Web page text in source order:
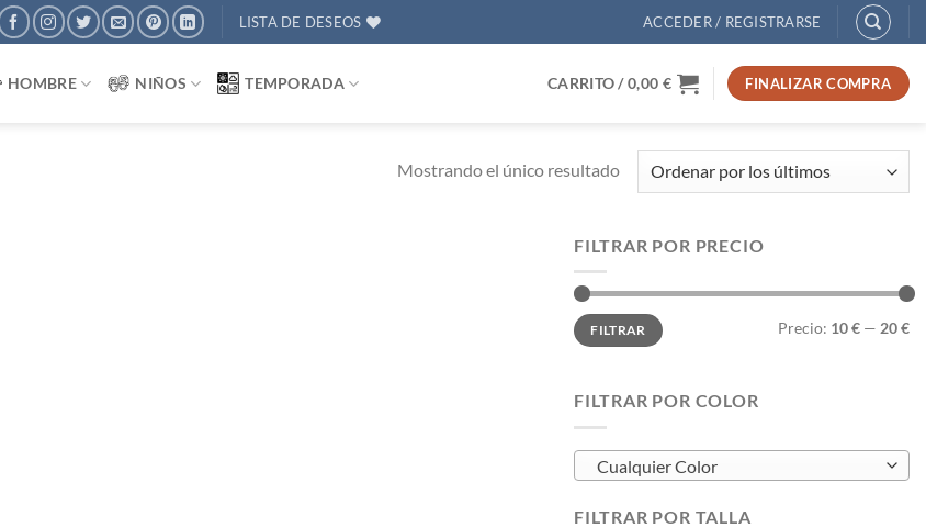
LISTA DE DESEOS ACCEDER / REGISTRARSE
HOMBRE NIÑOS TEMPORADA CARRITO /0,00 € FINALIZAR COMPRA
Mostrando el único resultado
FILTRAR POR PRECIO
Precio
mínimo
Precio
máximo
FILTRAR Precio: 10 € — 20 €
FILTRAR POR COLOR
Cualquier Color
FILTRAR POR TALLA